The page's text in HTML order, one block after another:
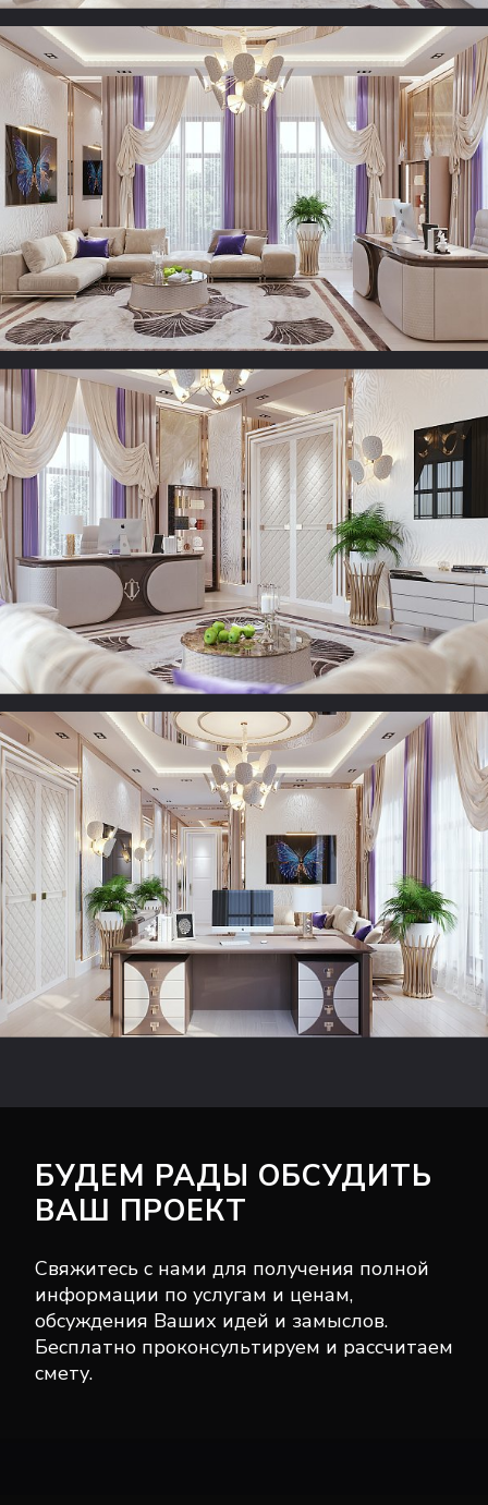
БУДЕМ РАДЫ ОБСУДИТЬ
ВАШ ПРОЕКТ
Свяжитесь с нами для получения полной
информации по услугам и ценам,
обсуждения Ваших идей и замыслов.
Бесплатно проконсультируем и рассчитаем
смету.